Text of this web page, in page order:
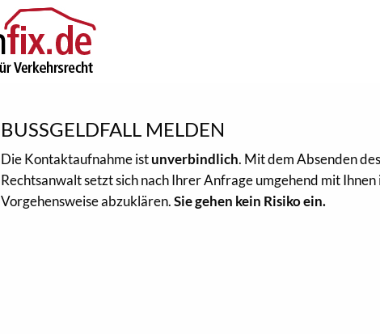
BUSSGELDFALL MELDEN
Die Kontaktaufnahme istunverbindlich. Mit dem Absenden
Rechtsanwalt setzt sich nach Ihrer Anfrage umgehend mit
Vorgehensweise abzuklären.Sie gehen kein Risiko ein.